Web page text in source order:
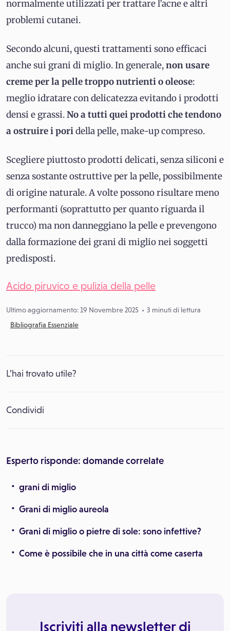
normalmente utilizzati per trattare l’acne e altri
problemi cutanei.
Secondo alcuni, questi trattamenti sono efficaci
anche sui grani di miglio. In generale,non usare
creme per la pelle troppo nutrienti o oleose:
meglio idratare con delicatezza evitando i prodotti
densi e grassi.No a tutti quei prodotti che tendono
a ostruire i poridella pelle, make-up compreso.
Scegliere piuttosto prodotti delicati, senza siliconi e
senza sostante ostruttive per la pelle, possibilmente
di origine naturale. A volte possono risultare meno
performanti (soprattutto per quanto riguarda il
trucco) ma non danneggiano la pelle e prevengono
dalla formazione dei grani di miglio nei soggetti
predisposti.
Acido piruvico e pulizia della pelle
Ultimo aggiornamento: 19 Novembre 2025
3 minuti di lettura
Bibliografia Essenziale
L’hai trovato utile?
Condividi
Esperto risponde: domande correlate
grani di miglio
Grani di miglio aureola
Grani di miglio o pietre di sole: sono infettive?
Come è possibile che in una città come caserta
Iscriviti alla newsletter di